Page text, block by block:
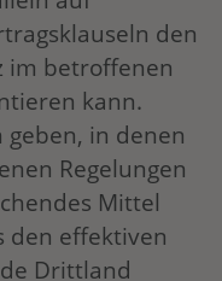
den
im betroffenen
kann.
in denen
Regelungen
Mittel
den effektiven
Drittland